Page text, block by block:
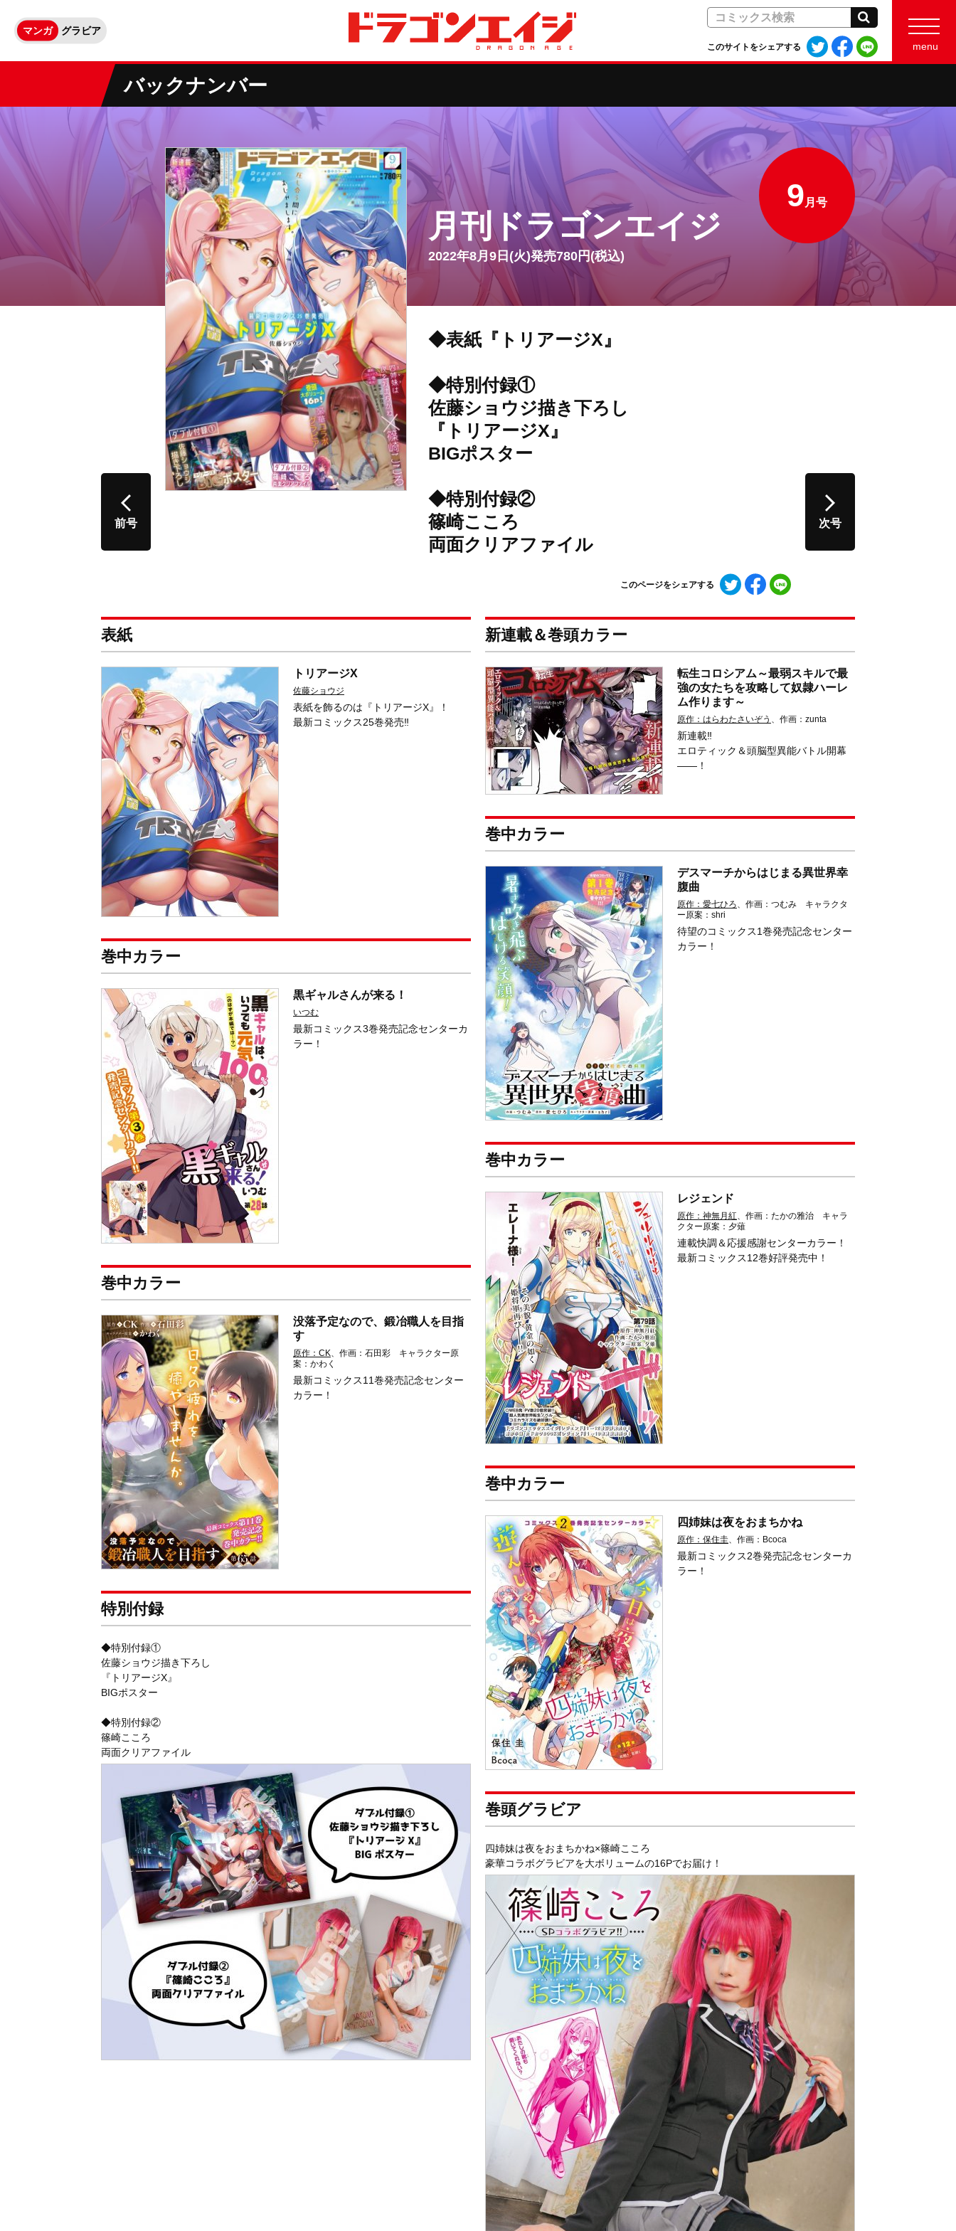
マンガ グラビア
このサイトをシェアする
Twitter
で
す
Facebook
で
る
LINE
す
る
menu
バックナンバー
月刊ドラゴンエイジ
9 月号
2022年8月9日(火)発売780円(税込)
◆表紙『トリアージX』
◆特別付録①
佐藤ショウジ描き下ろし
『トリアージX』
BIGポスター
◆特別付録②
篠崎こころ
両面クリアファイル
このページをシェアする
Twitter
で
す
る
Facebook
で
す
る
LINE
す
る
前号 次号
表紙
トリアージX
佐藤ショウジ
表紙を飾るのは『トリアージX』！
最新コミックス25巻発売‼
新連載＆巻頭カラー
転生コロシアム～最弱スキルで最
強の女たちを攻略して奴隷ハーレ
ム作ります～
原作：はらわたさいぞう 、作画：zunta
新連載‼
エロティック＆頭脳型異能バトル開幕
――！
巻中カラー
デスマーチからはじまる異世界幸
腹曲
原作：愛七ひろ、作画：つむみ キャラクタ
ー原案：shri
待望のコミックス1巻発売記念センター
カラー！
巻中カラー
黒ギャルさんが来る！
いつむ
最新コミックス3巻発売記念センターカ
ラー！
巻中カラー
レジェンド
原作：神無月紅、作画：たかの雅治 キャラ
クター原案：夕薙
連載快調＆応援感謝センターカラー！
最新コミックス12巻好評発売中！
巻中カラー
没落予定なので、鍛冶職人を目指
す
原作：CK、作画：石田彩 キャラクター原
案：かわく
最新コミックス11巻発売記念センター
カラー！
巻中カラー
四姉妹は夜をおまちかね
原作：保住圭、作画：Bcoca
最新コミックス2巻発売記念センターカ
ラー！
特別付録
◆特別付録①
佐藤ショウジ描き下ろし
『トリアージX』
BIGポスター
◆特別付録②
篠崎こころ
両面クリアファイル
巻頭グラビア
四姉妹は夜をおまちかね×篠崎こころ
豪華コラボグラビアを大ボリュームの16Pでお届け！